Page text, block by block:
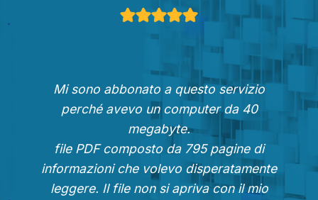
Mi sono abbonato a questo servizio
perché avevo un computer da 40
megabyte.
file PDF composto da 795 pagine di
informazioni che volevo disperatamente
leggere. Il file non si apriva con il mio